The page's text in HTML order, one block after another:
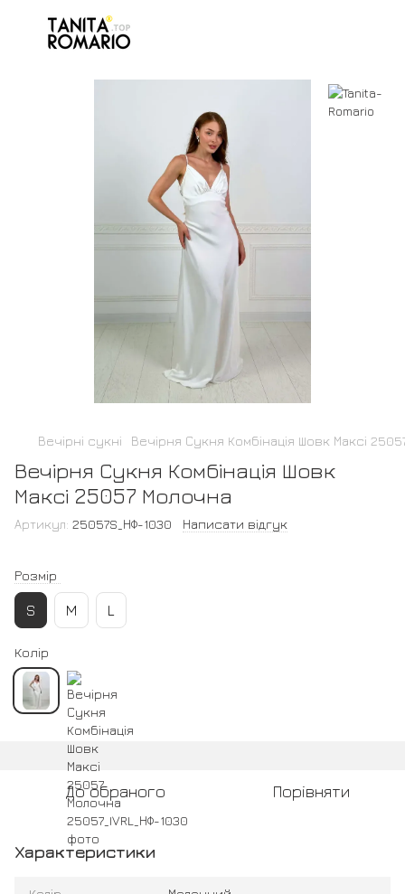
Вечірні сукні Вечірня Сукня Комбінація Шовк Максі
Вечірня Сукня Комбінація Шовк
Максі 25057 Молочна
Артикул: 25057S_НФ-1030 Написати відгук
Розмір
S M L
Колір
До обраного Порівняти
Характеристики